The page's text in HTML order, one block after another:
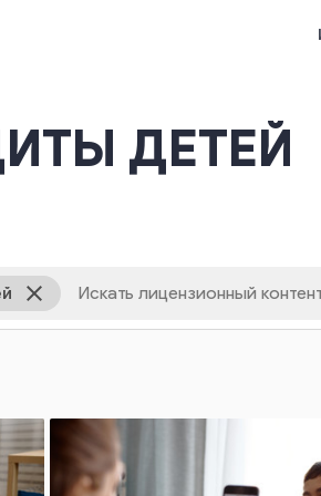
ДЕТЕЙ
close
изображение в строку поиска